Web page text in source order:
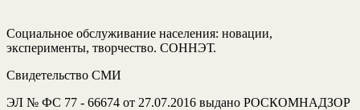
Социальное обслуживание населения: новации,
эксперименты, творчество. СОННЭТ.
Свидетельство СМИ
ЭЛ № ФС 77 - 66674 от 27.07.2016 выдано РОСКОМНАДЗОР